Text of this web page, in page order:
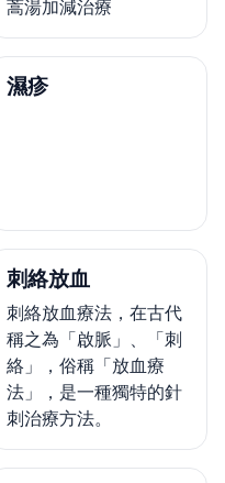
蒿湯加減治療
濕疹
刺絡放血
刺絡放血療法，在古代
稱之為「啟脈」、「刺
絡」，俗稱「放血療
法」，是一種獨特的針
刺治療方法。